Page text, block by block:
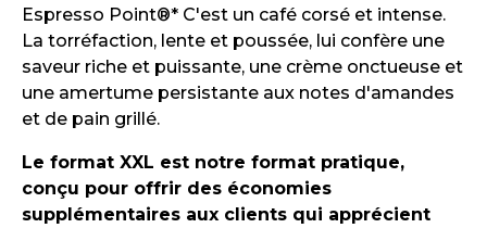
Espresso Point®* C'est un café corsé et intense.
La torréfaction, lente et poussée, lui confère une
saveur riche et puissante, une crème onctueuse et
une amertume persistante aux notes d'amandes
et de pain grillé.
Le format XXL est notre format pratique,
conçu pour offrir des économies
supplémentaires aux clients qui apprécient